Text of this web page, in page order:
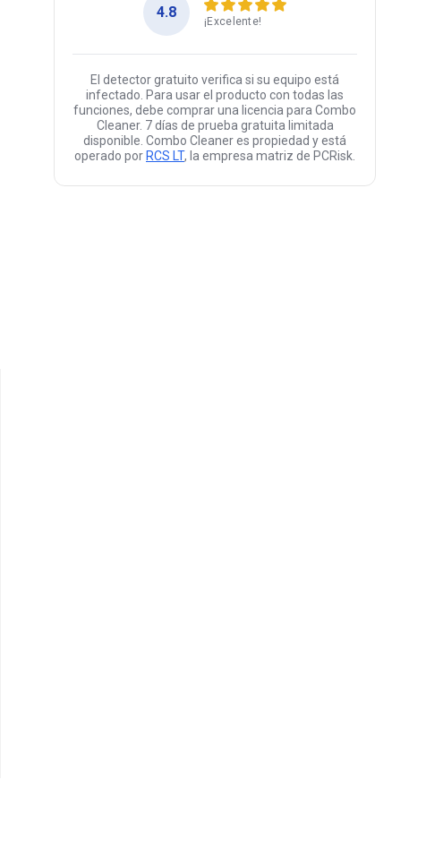
4.8
¡Excelente!
El detector gratuito verifica si su equipo está
infectado. Para usar el producto con todas las
funciones, debe comprar una licencia para Combo
Cleaner. 7 días de prueba gratuita limitada
disponible. Combo Cleaner es propiedad y está
operado por RCS LT, la empresa matriz de PCRisk.